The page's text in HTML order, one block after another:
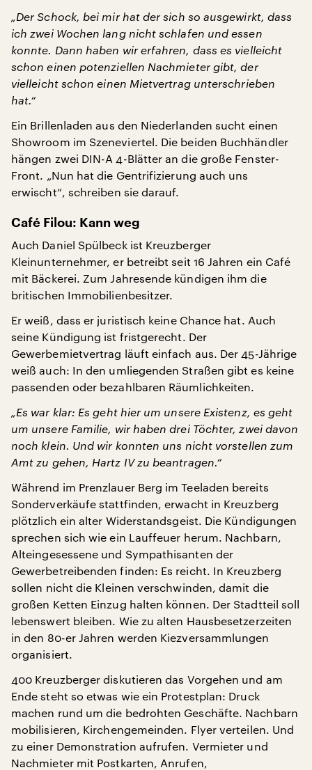
„Der Schock, bei mir hat der sich so ausgewirkt, dass
ich zwei Wochen lang nicht schlafen und essen
konnte. Dann haben wir erfahren, dass es vielleicht
schon einen potenziellen Nachmieter gibt, der
vielleicht schon einen Mietvertrag unterschrieben
hat.“
Ein Brillenladen aus den Niederlanden sucht einen
Showroom im Szeneviertel. Die beiden Buchhändler
hängen zwei DIN-A 4-Blätter an die große Fenster-
Front. „Nun hat die Gentrifizierung auch uns
erwischt“, schreiben sie darauf.
Café Filou: Kann weg
Auch Daniel Spülbeck ist Kreuzberger
Kleinunternehmer, er betreibt seit 16 Jahren ein Café
mit Bäckerei. Zum Jahresende kündigen ihm die
britischen Immobilienbesitzer.
Er weiß, dass er juristisch keine Chance hat. Auch
seine Kündigung ist fristgerecht. Der
Gewerbemietvertrag läuft einfach aus. Der 45-Jährige
weiß auch: In den umliegenden Straßen gibt es keine
passenden oder bezahlbaren Räumlichkeiten.
„Es war klar: Es geht hier um unsere Existenz, es geht
um unsere Familie, wir haben drei Töchter, zwei davon
noch klein. Und wir konnten uns nicht vorstellen zum
Amt zu gehen, Hartz IV zu beantragen.“
Während im Prenzlauer Berg im Teeladen bereits
Sonderverkäufe stattfinden, erwacht in Kreuzberg
plötzlich ein alter Widerstandsgeist. Die Kündigungen
sprechen sich wie ein Lauffeuer herum. Nachbarn,
Alteingesessene und Sympathisanten der
Gewerbetreibenden finden: Es reicht. In Kreuzberg
sollen nicht die Kleinen verschwinden, damit die
großen Ketten Einzug halten können. Der Stadtteil soll
lebenswert bleiben. Wie zu alten Hausbesetzerzeiten
in den 80-er Jahren werden Kiezversammlungen
organisiert.
400 Kreuzberger diskutieren das Vorgehen und am
Ende steht so etwas wie ein Protestplan: Druck
machen rund um die bedrohten Geschäfte. Nachbarn
mobilisieren, Kirchengemeinden. Flyer verteilen. Und
zu einer Demonstration aufrufen. Vermieter und
Nachmieter mit Postkarten, Anrufen,